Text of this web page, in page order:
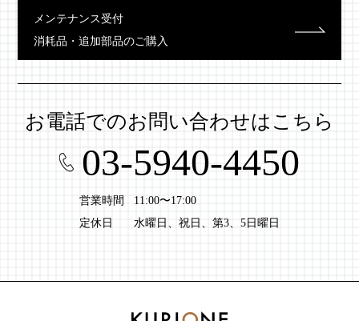
メンテナンス受付
消耗品・追加部品のご購入
お電話でのお問い合わせはこちら
03-5940-4450
営業時間
11:00〜17:00
定休日
水曜日、祝日、第3、5日曜日